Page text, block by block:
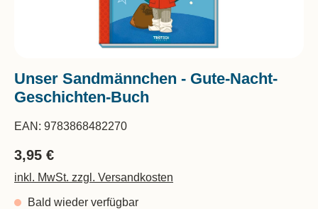
Unser Sandmännchen - Gute-Nacht-
Geschichten-Buch
EAN: 9783868482270
3,95 €
inkl. MwSt. zzgl. Versandkosten
Bald wieder verfügbar